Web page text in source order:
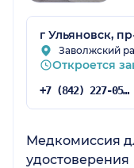
г Ульяновск,
Заволжский
Откроется
+7 (842) 227-05-05
Медкомиссия
удостоверения